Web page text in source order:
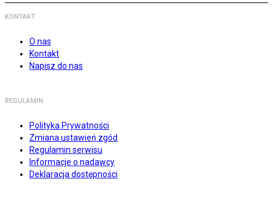
KONTAKT
O nas
Kontakt
Napisz do nas
REGULAMIN
Polityka Prywatności
Zmiana ustawień zgód
Regulamin serwisu
Informacje o nadawcy
Deklaracja dostępności